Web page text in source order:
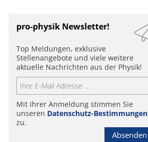
pro-physik Newsletter!
Top Meldungen, exklusive
Stellenangebote und viele weitere
aktuelle Nachrichten aus der Physik!
Mit Ihrer Anmeldung stimmen Sie
unseren Datenschutz-Bestimmungen
zu.
Absenden